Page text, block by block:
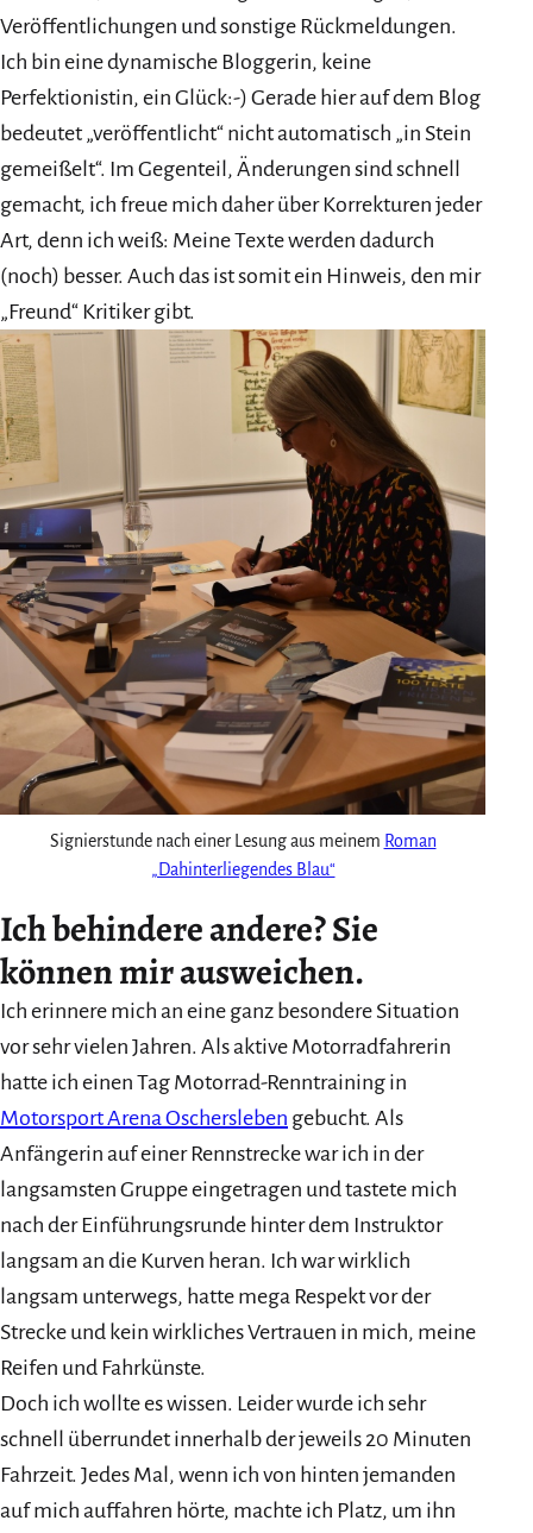
Veröffentlichungen und sonstige Rückmeldungen.
Ich bin eine dynamische Bloggerin, keine
Perfektionistin, ein Glück:-) Gerade hier auf dem Blog
bedeutet „veröffentlicht“ nicht automatisch „in Stein
gemeißelt“. Im Gegenteil, Änderungen sind schnell
gemacht, ich freue mich daher über Korrekturen jeder
Art, denn ich weiß: Meine Texte werden dadurch
(noch) besser. Auch das ist somit ein Hinweis, den mir
„Freund“ Kritiker gibt.
Signierstunde nach einer Lesung aus meinem Roman
„Dahinterliegendes Blau“
Ich behindere andere? Sie
können mir ausweichen.
Ich erinnere mich an eine ganz besondere Situation
vor sehr vielen Jahren. Als aktive Motorradfahrerin
hatte ich einen Tag Motorrad-Renntraining in
Motorsport Arena Oschersleben gebucht. Als
Anfängerin auf einer Rennstrecke war ich in der
langsamsten Gruppe eingetragen und tastete mich
nach der Einführungsrunde hinter dem Instruktor
langsam an die Kurven heran. Ich war wirklich
langsam unterwegs, hatte mega Respekt vor der
Strecke und kein wirkliches Vertrauen in mich, meine
Reifen und Fahrkünste.
Doch ich wollte es wissen. Leider wurde ich sehr
schnell überrundet innerhalb der jeweils 20 Minuten
Fahrzeit. Jedes Mal, wenn ich von hinten jemanden
auf mich auffahren hörte, machte ich Platz, um ihn